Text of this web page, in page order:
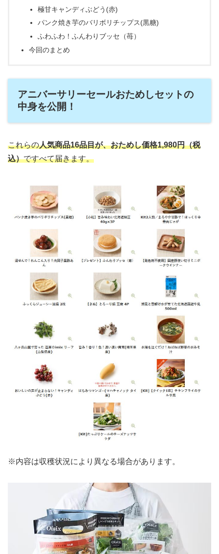
極甘キャンディぶどう(赤)
パンク焼き芋のバリボリチップス(黒糖)
ふわふわ！ふんわりブッセ（苺）
今回のまとめ
アニバーサリーセールおためしセットの
中身を公開！
これらの人気商品16品目が、おためし価格1,980円（税
込）ですべて届きます。
※内容は収穫状況により異なる場合があります。